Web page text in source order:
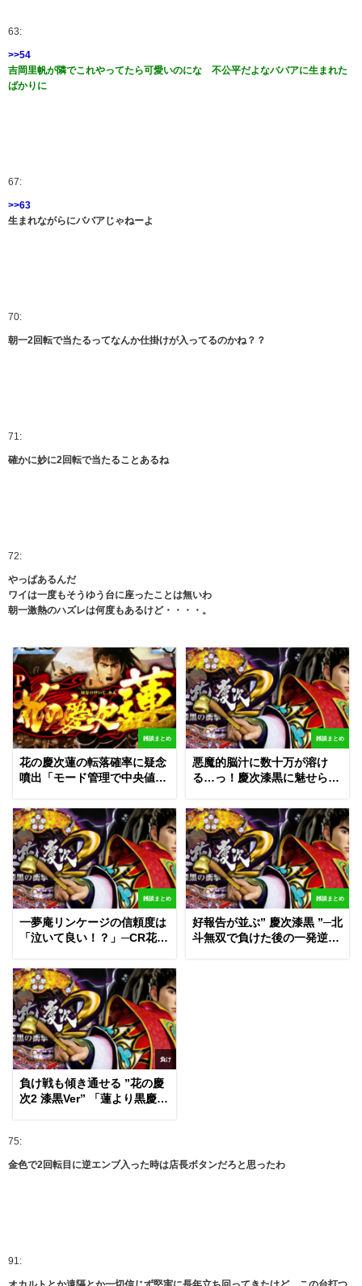
63:
>>54
吉岡里帆が隣でこれやってたら可愛いのにな 不公平だよなババアに生まれた
ばかりに
67:
>>63
生まれながらにババアじゃねーよ
70:
朝一2回転で当たるってなんか仕掛けが入ってるのかね？？
71:
確かに妙に2回転で当たることあるね
72:
やっぱあるんだ
ワイは一度もそうゆう台に座ったことは無いわ
朝一激熱のハズレは何度もあるけど・・・・。
雑談まとめ
花の慶次蓮の転落確率に疑念
噴出「モード管理で中央値が
雑談まとめ
悪魔的脳汁に数十万が溶け
る…っ！慶次漆黒に魅せられ
雑談まとめ
一夢庵リンケージの信頼度は
「泣いて良い！？」─CR花の
雑談まとめ
好報告が並ぶ” 慶次漆黒 ”─北
斗無双で負けた後の一発逆転
負け
負け戦も傾き通せる ”花の慶
次2 漆黒Ver” 「蓮より黒慶
75:
金色で2回転目に逆エンブ入った時は店長ボタンだろと思ったわ
91: